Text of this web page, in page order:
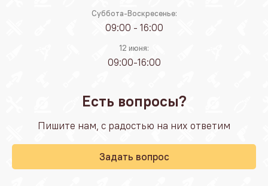
Суббота-Воскресенье:
09:00 - 16:00
12 июня:
09:00-16:00
Есть вопросы?
Пишите нам, с радостью на них ответим
Задать вопрос